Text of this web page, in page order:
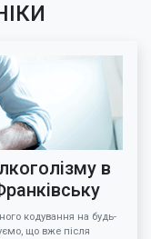
в
кодування на будь-
що вже після